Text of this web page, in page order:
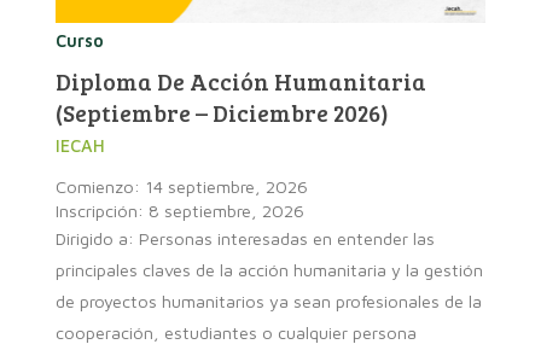
Curso
Diploma De Acción Humanitaria
(septiembre – Diciembre 2026)
IECAH
Comienzo: 14 septiembre, 2026
Inscripción: 8 septiembre, 2026
Dirigido a: Personas interesadas en entender las
principales claves de la acción humanitaria y la gestión
de proyectos humanitarios ya sean profesionales de la
cooperación, estudiantes o cualquier persona